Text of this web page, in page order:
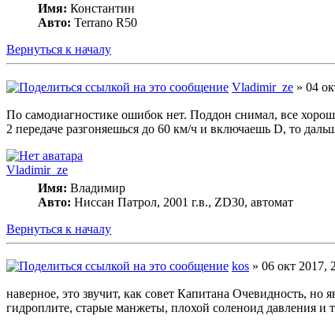
Имя: Константин
Авто: Terrano R50
Вернуться к началу
Vladimir_ze » 04
По самодиагностике ошибок нет. Поддон снимал, все
2 передаче разгоняешься до 60 км/ч и включаешь D, то
Vladimir_ze
Имя: Владимир
Авто: Ниссан Патрол, 2001 г.в., ZD30, автомат
Вернуться к началу
kos » 06 окт 2017,
наверное, это звучит, как совет Капитана Очевидность,
гидроплите, старые манжеты, плохой соленоид давления и